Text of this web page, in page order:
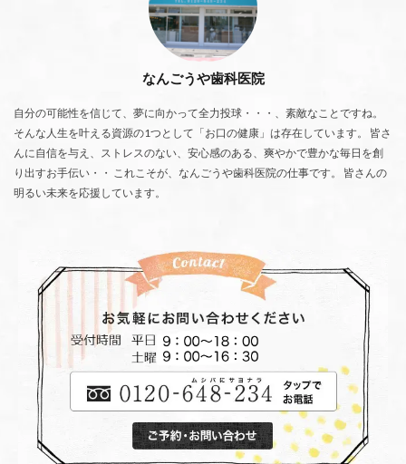
なんごうや歯科医院
自分の可能性を信じて、夢に向かって全力投球・・・、素敵なことですね。
そんな人生を叶える資源の1つとして「お口の健康」は存在しています。 皆さ
んに自信を与え、ストレスのない、安心感のある、爽やかで豊かな毎日を創
り出すお手伝い・・ これこそが、なんごうや歯科医院の仕事です。 皆さんの
明るい未来を応援しています。